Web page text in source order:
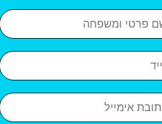
ושם משפחה
אימייל